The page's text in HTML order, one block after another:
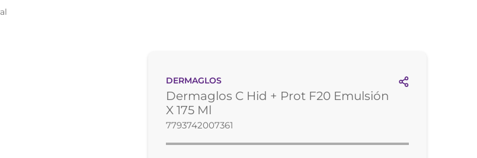
DERMAGLOS
Dermaglos C Hid + Prot F20 Emulsión
X 175 Ml
7793742007361